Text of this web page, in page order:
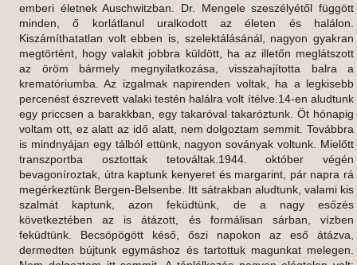
emberi életnek Auschwitzban. Dr. Mengele szeszélyétől függött
minden, ő korlátlanul uralkodott az életen és halálon.
Kiszámíthatatlan volt ebben is, szelektálásánál, nagyon gyakran
megtörtént, hogy valakit jobbra küldött, ha az illetőn meglátszott
az öröm bármely megnyilatkozása, visszahajította balra a
krematóriumba. Az izgalmak napirenden voltak, ha a legkisebb
percenést észrevett valaki testén halálra volt ítélve.14-en aludtunk
egy priccsen a barakkban, egy takaróval takaróztunk. Öt hónapig
voltam ott, ez alatt az idő alatt, nem dolgoztam semmit. Továbbra
is mindnyájan egy tálból ettünk, nagyon soványak voltunk. Mielőtt
transzportba osztottak tetováltak.1944. október végén
bevagoníroztak, útra kaptunk kenyeret és margarint, pár napra rá
megérkeztünk Bergen-Belsenbe. Itt sátrakban aludtunk, valami kis
szalmát kaptunk, azon feküdtünk, de a nagy esőzés
következtében az is átázott, és formálisan sárban, vízben
feküdtünk. Becsöpögött késő, őszi napokon az eső átázva,
dermedten bújtunk egymáshoz és tartottuk magunkat melegen.